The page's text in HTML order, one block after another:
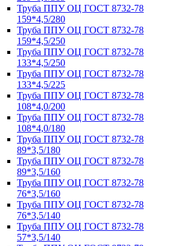
Труба ППУ ОЦ ГОСТ 8732-78
159*4,5/280
Труба ППУ ОЦ ГОСТ 8732-78
159*4,5/250
Труба ППУ ОЦ ГОСТ 8732-78
133*4,5/250
Труба ППУ ОЦ ГОСТ 8732-78
133*4,5/225
Труба ППУ ОЦ ГОСТ 8732-78
108*4,0/200
Труба ППУ ОЦ ГОСТ 8732-78
108*4,0/180
Труба ППУ ОЦ ГОСТ 8732-78
89*3,5/180
Труба ППУ ОЦ ГОСТ 8732-78
89*3,5/160
Труба ППУ ОЦ ГОСТ 8732-78
76*3,5/160
Труба ППУ ОЦ ГОСТ 8732-78
76*3,5/140
Труба ППУ ОЦ ГОСТ 8732-78
57*3,5/140